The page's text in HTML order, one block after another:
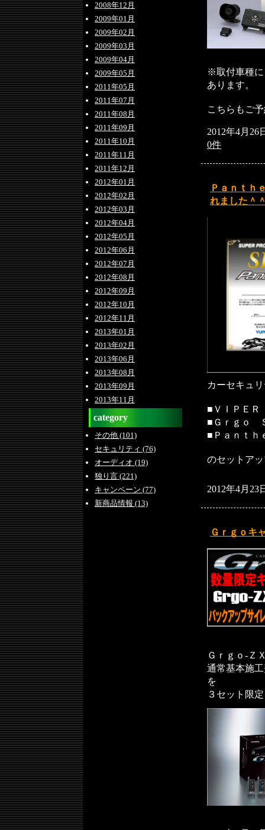
※取付車種に
あります。
こちらもご
2012年4月26
0件
Ｐａｎｔｈ
れました＾
カーセキュ
■ＶＩＰＥ
■Ｇｒｇｏ
■Ｐａｎｔ
のセットア
2012年4月23
Ｇｒｇｏキ
Ｇｒｇｏ-Ｚ
通常基本施
を
３セット限
2008年12月
2009年01月
2009年02月
2009年03月
2009年04月
2009年05月
2011年05月
2011年07月
2011年08月
2011年09月
2011年10月
2011年11月
2011年12月
2012年01月
2012年02月
2012年03月
2012年04月
2012年05月
2012年06月
2012年07月
2012年08月
2012年09月
2012年10月
2012年11月
2013年01月
2013年02月
2013年06月
2013年08月
2013年09月
2013年11月
category
その他 (101)
セキュリティ (76)
オーディオ (19)
独り言 (221)
キャンペーン (77)
新商品情報 (13)